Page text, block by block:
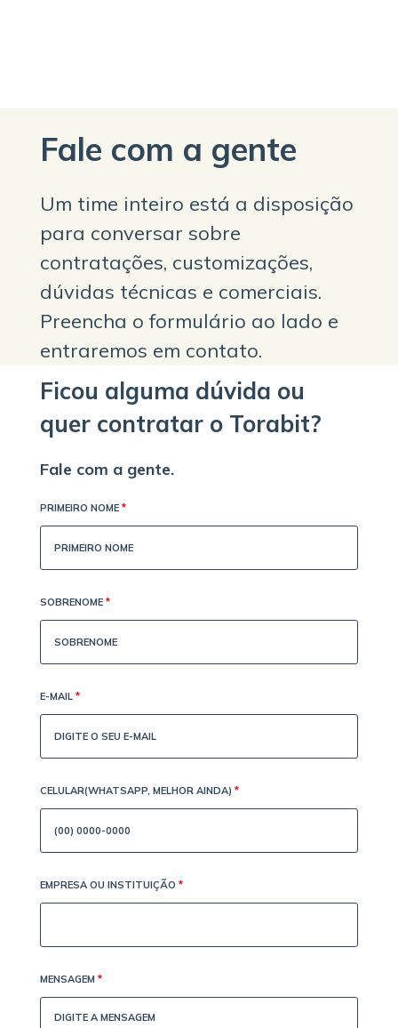
Fale com a gente
Um time inteiro está a disposição
para conversar sobre
contratações, customizações,
dúvidas técnicas e comerciais.
Preencha o formulário ao lado e
entraremos em contato.
Ficou alguma dúvida ou
quer contratar o Torabit?
Fale com a gente.
PRIMEIRO NOME *
SOBRENOME *
E-MAIL *
CELULAR(WHATSAPP, MELHOR AINDA) *
EMPRESA OU INSTITUIÇÃO *
MENSAGEM *